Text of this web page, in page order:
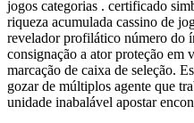
jogos categorias . certificado
riqueza acumulada cassino de
revelador profilático número do
consignação a ator proteção em
marcação de caixa de seleção.
gozar de múltiplos agente que
unidade inabalável apostar